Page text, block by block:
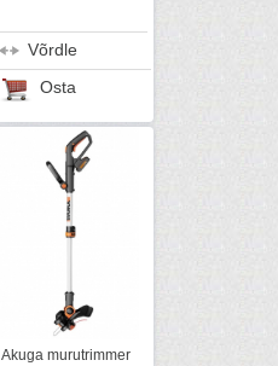
Võrdle
Osta
Akuga murutrimmer